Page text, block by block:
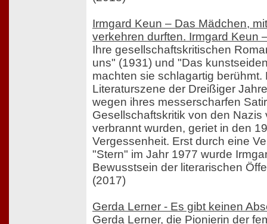
Irmgard Keun – Das Mädchen,
verkehren durften. Irmgard Keun
Ihre gesellschaftskritischen
uns" (1931) und "Das
machten sie schlagartig berühmt.
Literaturszene der Dreißiger
wegen ihres messerscharfen
Gesellschaftskritik von den Nazis
verbrannt wurden, geriet in den
Vergessenheit. Erst durch eine
"Stern" im Jahr 1977 wurde
Bewusstsein der literarischen
(2017)
Gerda Lerner - Es gibt keinen
Gerda Lerner, die Pionierin der